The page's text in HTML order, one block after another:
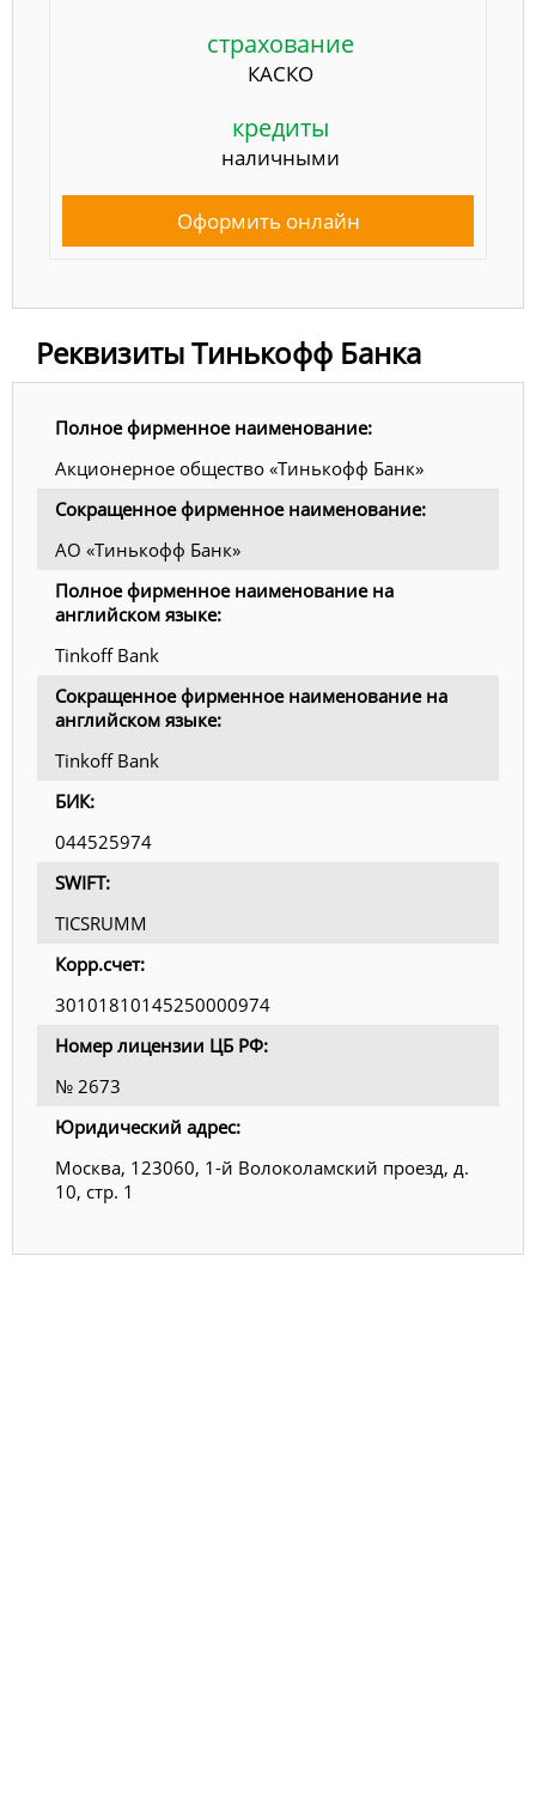
страхование
КАСКО
кредиты
наличными
Оформить онлайн
Реквизиты Тинькофф Банка
Полное фирменное наименование:
Акционерное общество «Тинькофф Банк»
Сокращенное фирменное наименование:
АО «Тинькофф Банк»
Полное фирменное наименование на
английском языке:
Tinkoff Bank
Сокращенное фирменное наименование на
английском языке:
Tinkoff Bank
БИК:
044525974
SWIFT:
TICSRUMM
Корр.счет:
30101810145250000974
Номер лицензии ЦБ РФ:
№ 2673
Юридический адрес:
Москва, 123060, 1-й Волоколамский проезд, д.
10, стр. 1